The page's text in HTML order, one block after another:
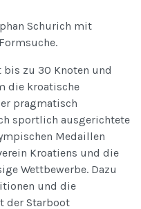
Schurich mit
bis zu 30 Knoten und
die kroatische
pragmatisch
sportlich ausgerichtete
Medaillen
Kroatiens und die
Wettbewerbe. Dazu
und die
der Starboot